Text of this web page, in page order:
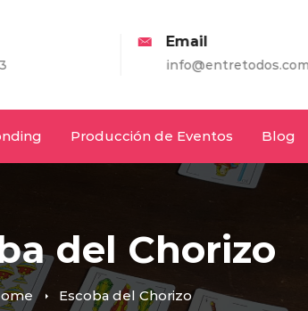
Email
info@entretodos.com.uy
Producción de Eventos Blog
del Chorizo
Escoba del Chorizo